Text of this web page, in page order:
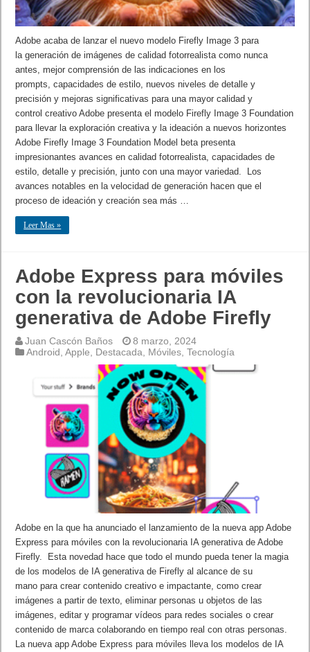
Adobe acaba de lanzar el nuevo modelo Firefly Image 3 para
la generación de imágenes de calidad fotorrealista como nunca
antes, mejor comprensión de las indicaciones en los
prompts, capacidades de estilo, nuevos niveles de detalle y
precisión y mejoras significativas para una mayor calidad y
control creativo Adobe presenta el modelo Firefly Image 3 Foundation
para llevar la exploración creativa y la ideación a nuevos horizontes
Adobe Firefly Image 3 Foundation Model beta presenta
impresionantes avances en calidad fotorrealista, capacidades de
estilo, detalle y precisión, junto con una mayor variedad. Los
avances notables en la velocidad de generación hacen que el
proceso de ideación y creación sea más …
Leer Mas »
Adobe Express para móviles
con la revolucionaria IA
generativa de Adobe Firefly
Juan Cascón Baños
8 marzo, 2024
Android,Apple, Destacada, Móviles,Tecnología
Adobe en la que ha anunciado el lanzamiento de la nueva app Adobe
Express para móviles con la revolucionaria IA generativa de Adobe
Firefly. Esta novedad hace que todo el mundo pueda tener la magia
de los modelos de IA generativa de Firefly al alcance de su
mano para crear contenido creativo e impactante, como crear
imágenes a partir de texto, eliminar personas u objetos de las
imágenes, editar y programar vídeos para redes sociales o crear
contenido de marca colaborando en tiempo real con otras personas.
La nueva app Adobe Express para móviles lleva los modelos de IA